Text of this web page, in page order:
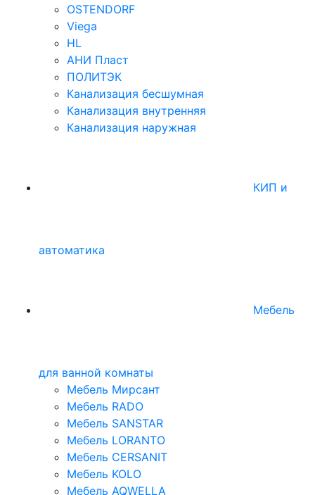
OSTENDORF
Viega
HL
АНИ Пласт
ПОЛИТЭК
Канализация бесшумная
Канализация внутренняя
Канализация наружная
КИП и
автоматика
Мебель
для ванной комнаты
Мебель Мирсант
Мебель RADO
Мебель SANSTAR
Мебель LORANTO
Мебель CERSANIT
Мебель KOLO
Мебель AQWELLA